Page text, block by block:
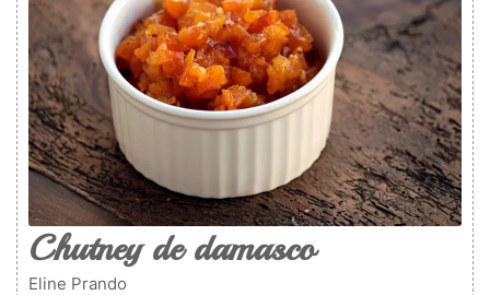
Chutney de damasco
Eline Prando